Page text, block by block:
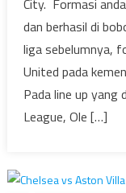
City. Formasi
dan berhasil di
liga sebelumnya,
United pada
Pada line up yang
League, Ole […]